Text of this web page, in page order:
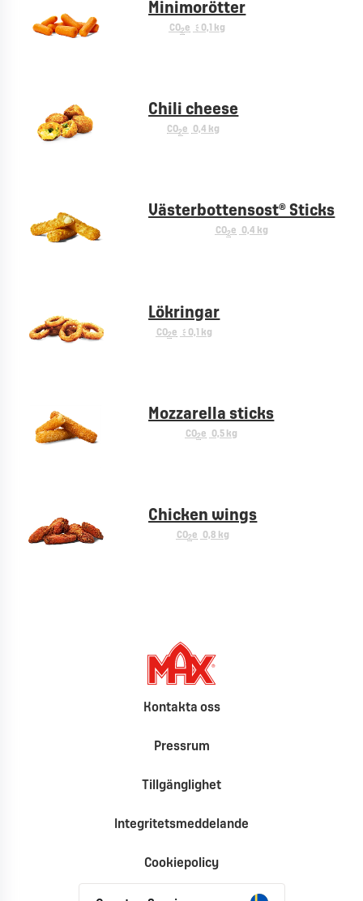
Minimorötter
CO2e < 0,1 kg
Chili cheese
CO2e 0,4 kg
Västerbottensost® Sticks
CO2e 0,4 kg
Lökringar
CO2e < 0,1 kg
Mozzarella sticks
CO2e 0,5 kg
Chicken wings
CO2e 0,8 kg
Kontakta oss
Pressrum
Tillgänglighet
Integritetsmeddelande
Cookiepolicy